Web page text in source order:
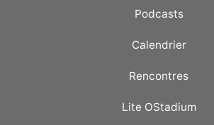
Podcasts
Calendrier
Rencontres
Lite OStadium